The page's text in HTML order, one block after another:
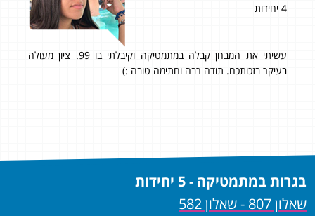
4 יחידות
עשיתי את המבחן קבלה במתמטיקה וקיבלתי בו 99. ציון מעולה
בעיקר בזכותכם. תודה רבה וחתימה טובה :)
בגרות במתמטיקה - 5 יחידות
שאלון 807 - שאלון 582